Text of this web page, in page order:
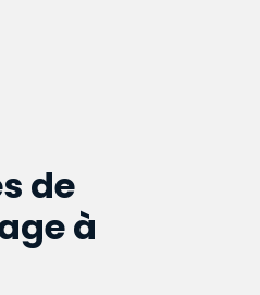
de
à